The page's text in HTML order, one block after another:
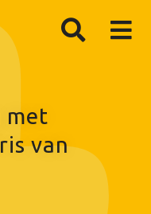
met
van